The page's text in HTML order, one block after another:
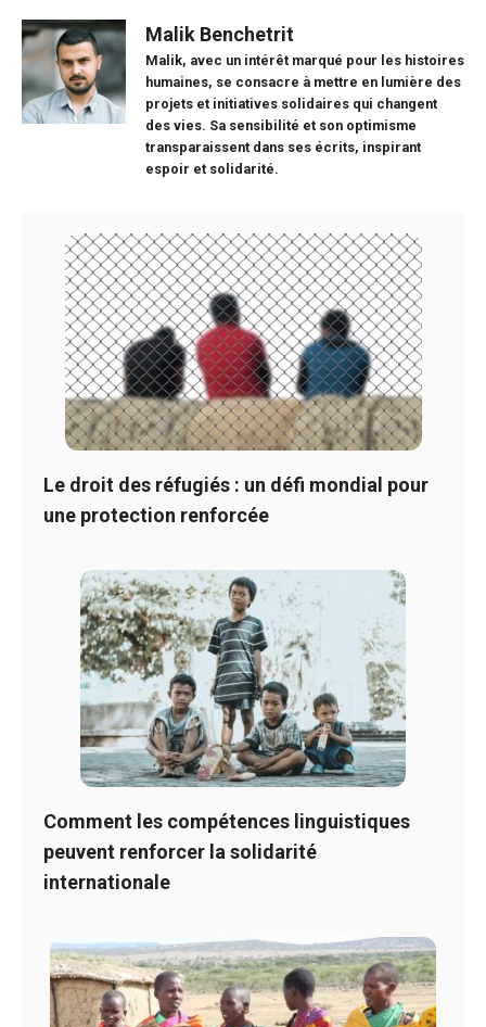
Malik Benchetrit
Malik, avec un intérêt marqué pour les histoires
humaines, se consacre à mettre en lumière des
projets et initiatives solidaires qui changent
des vies. Sa sensibilité et son optimisme
transparaissent dans ses écrits, inspirant
espoir et solidarité.
Le droit des réfugiés : un défi mondial pour
une protection renforcée
Comment les compétences linguistiques
peuvent renforcer la solidarité
internationale